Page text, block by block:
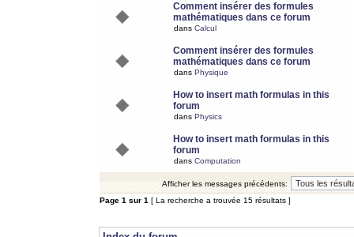
Comment insérer des formules
mathématiques dans ce forum
dans Calcul
Comment insérer des formules
mathématiques dans ce forum
dans Physique
How to insert math formulas in this
forum
dans Physics
How to insert math formulas in this
forum
dans Computation
Afficher les messages précédents:
Page 1 sur 1 [ La recherche a trouvée 15 résultats ]